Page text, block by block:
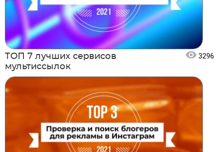
ТОП 7 лучших сервисов
мультиссылок
3296